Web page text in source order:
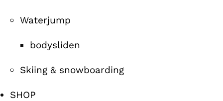
Waterjump
bodysliden
Skiing & snowboarding
SHOP